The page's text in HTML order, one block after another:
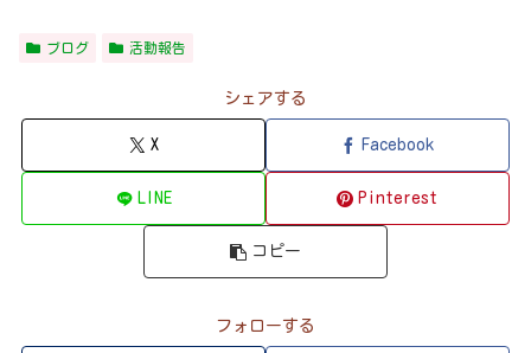
ブログ 活動報告
シェアする
X Facebook
LINE Pinterest
コピー
フォローする